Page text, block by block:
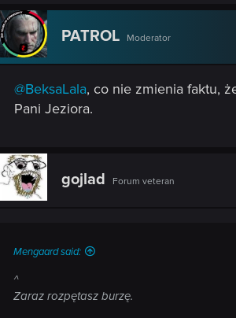
c
t
i
o
n
:
PATROL Moderator
@BeksaLala, co nie zmienia faktu,
Pani Jeziora.
gojlad Forum veteran
Mengaard said:
^
Zaraz rozpętasz burzę.